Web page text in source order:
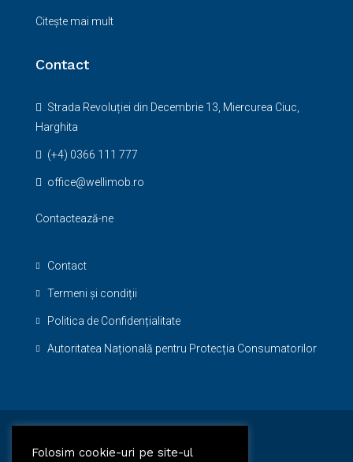
Citește mai mult
Contact
Strada Revoluției din Decembrie 13, Miercurea Ciuc,
Harghita
(+4) 0366 111 777
office@wellimob.ro
Contactează-ne
Contact
Termeni și condiții
Politica de Confidențialitate
Autoritatea Națională pentru Protecția Consumatorilor
Folosim cookie-uri pe site-ul